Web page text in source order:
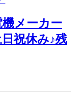
機メーカー
祝休み♪残